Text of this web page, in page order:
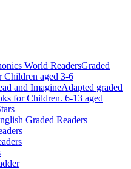
World ReadersGraded
Children aged 3-6
and ImagineAdapted graded
for Children. 6-13 aged
Graded Readers